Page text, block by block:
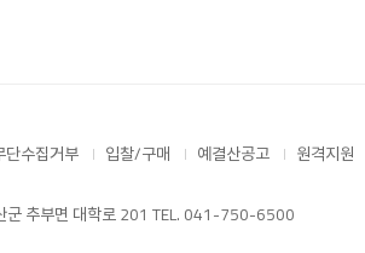
단수집거부 입찰/구매 예결산공고 원격지원
군 추부면 대학로 201 TEL. 041-750-6500